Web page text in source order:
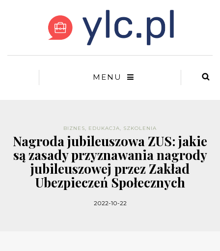
MENU
BIZNES, EDUKACJA, SZKOLENIA
Nagroda jubileuszowa ZUS: jakie
są zasady przyznawania nagrody
jubileuszowej przez Zakład
Ubezpieczeń Społecznych
2022-10-22